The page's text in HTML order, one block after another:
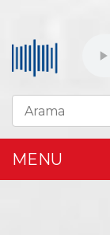
MENU